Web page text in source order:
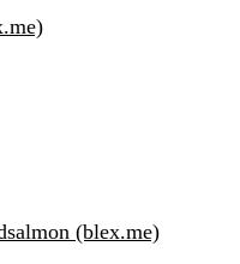
(blex.me)